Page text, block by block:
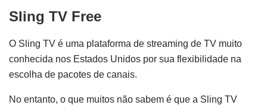
Sling TV Free
O Sling TV é uma plataforma de streaming de TV muito
conhecida nos Estados Unidos por sua flexibilidade na
escolha de pacotes de canais.
No entanto, o que muitos não sabem é que a Sling TV